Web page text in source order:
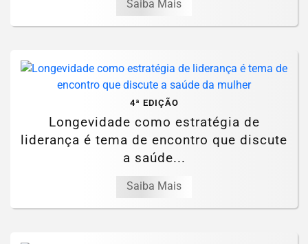
Saiba Mais
4ª EDIÇÃO
Longevidade como estratégia de
liderança é tema de encontro que discute
a saúde...
Saiba Mais